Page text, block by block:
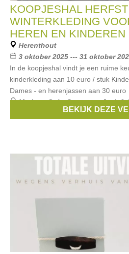
KOOPJESHAL
WINTERKLEDING
HEREN EN KINDEREN
Herenthout
3 oktober 2025 --- 31 oktober
In de koopjeshal vindt je een ruime
kinderkleding aan 10 euro / stuk
Dames - en herenjassen aan 30 euro
Merken:Only,Someone,Jack &
BEKIJK DEZE